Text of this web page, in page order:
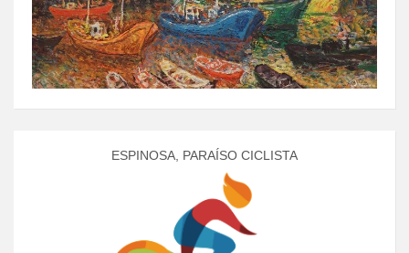
ESPINOSA, PARAÍSO CICLISTA